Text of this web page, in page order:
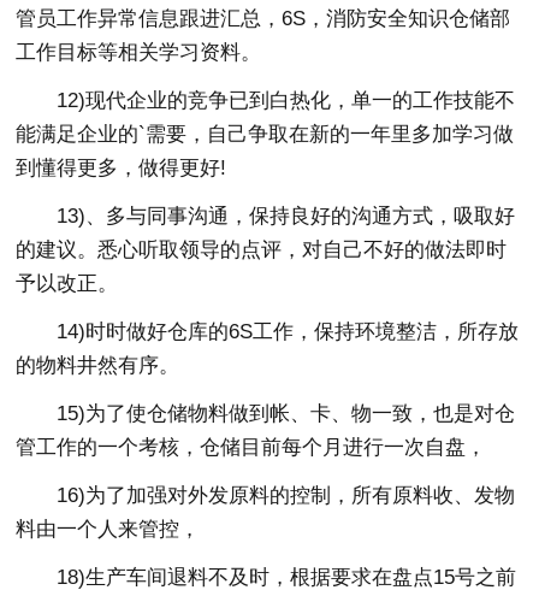
管员工作异常信息跟进汇总，6S，消防安全知识仓储部
工作目标等相关学习资料。
12)现代企业的竞争已到白热化，单一的工作技能不
能满足企业的`需要，自己争取在新的一年里多加学习做
到懂得更多，做得更好!
13)、多与同事沟通，保持良好的沟通方式，吸取好
的建议。悉心听取领导的点评，对自己不好的做法即时
予以改正。
14)时时做好仓库的6S工作，保持环境整洁，所存放
的物料井然有序。
15)为了使仓储物料做到帐、卡、物一致，也是对仓
管工作的一个考核，仓储目前每个月进行一次自盘，
16)为了加强对外发原料的控制，所有原料收、发物
料由一个人来管控，
18)生产车间退料不及时，根据要求在盘点15号之前